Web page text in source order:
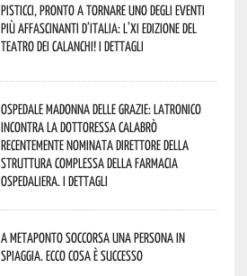
Pisticci, pronto a tornare uno degli eventi
più affascinanti d’Italia: l’XI edizione del
Teatro dei Calanchi! I dettagli
Ospedale Madonna delle Grazie: Latronico
incontra la dottoressa Calabrò
recentemente nominata Direttore della
Struttura Complessa della Farmacia
Ospedaliera. I dettagli
A Metaponto soccorsa una persona in
spiaggia. Ecco cosa è successo